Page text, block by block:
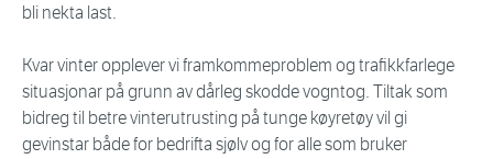
bli nekta last.
Kvar vinter opplever vi framkommeproblem og trafikkfarlege
situasjonar på grunn av dårleg skodde vogntog. Tiltak som
bidreg til betre vinterutrusting på tunge køyretøy vil gi
gevinstar både for bedrifta sjølv og for alle som bruker